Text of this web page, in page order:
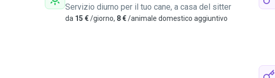
Servizio diurno per il tuo cane, a casa del sitter
da 15 €/giorno, 8 €/animale domestico aggiuntivo